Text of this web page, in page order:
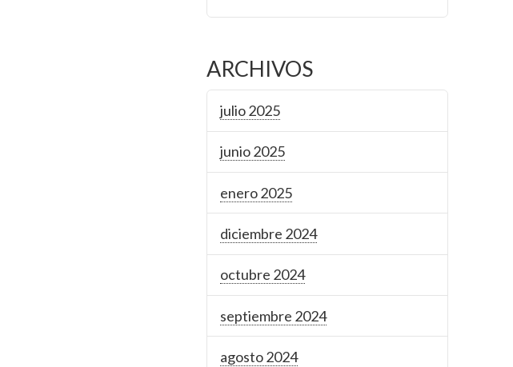
ARCHIVOS
julio 2025
junio 2025
enero 2025
diciembre 2024
octubre 2024
septiembre 2024
agosto 2024